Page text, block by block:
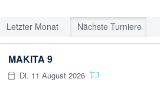
Letzter Monat Nächste Turniere
MAKITA 9
Di. 11 August 2026